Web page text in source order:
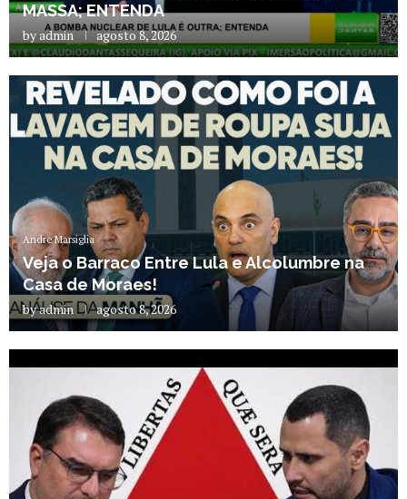
MASSA; ENTENDA
byadmin agosto 8, 2026
Andre Marsiglia
Veja o Barraco Entre Lula e Alcolumbre na
Casa de Moraes!
byadmin agosto 8, 2026